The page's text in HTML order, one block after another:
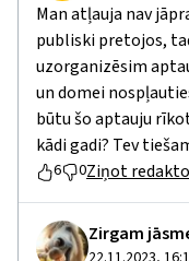
Man atļauja nav
publiski pretojos,
uzorganizēsim
un domei
būtu šo aptauju
kādi gadi? Tev
6 0Ziņot
Zirgam